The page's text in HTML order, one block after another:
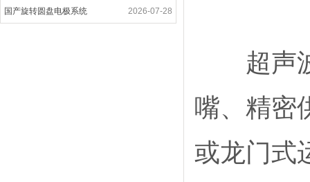
催化剂产品介绍2026-07-28
国产旋转圆盘电极系统
超声波
嘴、精密
或龙门式